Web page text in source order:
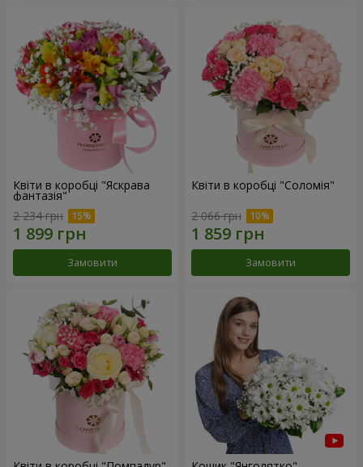
Квіти в коробці "Яскрава
фантазія"
2 234 грн
Замовити
Квіти в коробці "Соломія"
2 066 грн
Замовити